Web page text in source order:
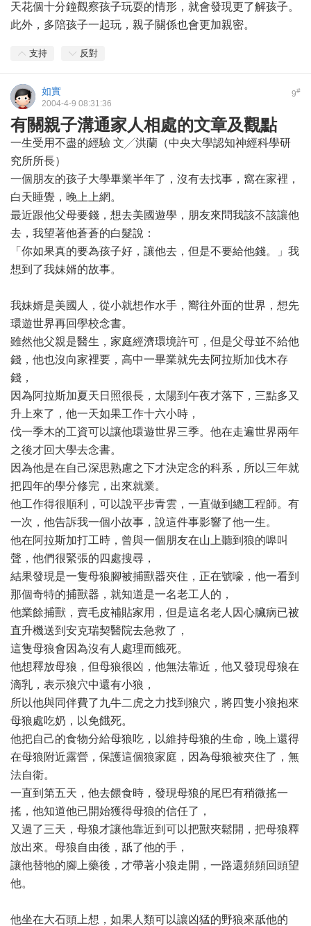
天花個十分鐘觀察孩子玩耍的情形，就會發現更了解孩子。
此外，多陪孩子一起玩，親子關係也會更加親密。
支持 反對
9#
如實
2004-4-9 08:31:36
有關親子溝通家人相處的文章及觀點
一生受用不盡的經驗 文╱洪蘭（中央大學認知神經科學研
究所所長）
一個朋友的孩子大學畢業半年了，沒有去找事，窩在家裡，
白天睡覺，晚上上網。
最近跟他父母要錢，想去美國遊學，朋友來問我該不該讓他
去，我望著他蒼蒼的白髮說：
「你如果真的要為孩子好，讓他去，但是不要給他錢。」我
想到了我妹婿的故事。
我妹婿是美國人，從小就想作水手，嚮往外面的世界，想先
環遊世界再回學校念書。
雖然他父親是醫生，家庭經濟環境許可，但是父母並不給他
錢，他也沒向家裡要，高中一畢業就先去阿拉斯加伐木存
錢，
因為阿拉斯加夏天日照很長，太陽到午夜才落下，三點多又
升上來了，他一天如果工作十六小時，
伐一季木的工資可以讓他環遊世界三季。他在走遍世界兩年
之後才回大學去念書。
因為他是在自己深思熟慮之下才決定念的科系，所以三年就
把四年的學分修完，出來就業。
他工作得很順利，可以說平步青雲，一直做到總工程師。有
一次，他告訴我一個小故事，說這件事影響了他一生。
他在阿拉斯加打工時，曾與一個朋友在山上聽到狼的嗥叫
聲，他們很緊張的四處搜尋，
結果發現是一隻母狼腳被捕獸器夾住，正在號嚎，他一看到
那個奇特的捕獸器，就知道是一名老工人的，
他業餘捕獸，賣毛皮補貼家用，但是這名老人因心臟病已被
直升機送到安克瑞契醫院去急救了，
這隻母狼會因為沒有人處理而餓死。
他想釋放母狼，但母狼很凶，他無法靠近，他又發現母狼在
滴乳，表示狼穴中還有小狼，
所以他與同伴費了九牛二虎之力找到狼穴，將四隻小狼抱來
母狼處吃奶，以免餓死。
他把自己的食物分給母狼吃，以維持母狼的生命，晚上還得
在母狼附近露營，保護這個狼家庭，因為母狼被夾住了，無
法自衛。
一直到第五天，他去餵食時，發現母狼的尾巴有稍微搖一
搖，他知道他已開始獲得母狼的信任了，
又過了三天，母狼才讓他靠近到可以把獸夾鬆開，把母狼釋
放出來。母狼自由後，舐了他的手，
讓他替牠的腳上藥後，才帶著小狼走開，一路還頻頻回頭望
他。
他坐在大石頭上想，如果人類可以讓凶猛的野狼來舐他的